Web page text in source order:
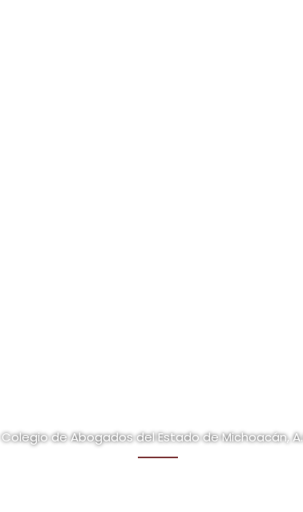
Colegio de Abogados del Estado de Michoacán,